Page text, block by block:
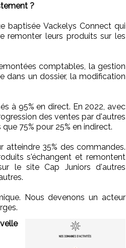
?
baptisée Vackelys Connect qui
remonter leurs produits sur les
comptables, la gestion
dans un dossier, la modification
à 95% en direct. En 2022, avec
des ventes par d'autres
75% pour 25% en indirect.
atteindre 35% des commandes.
s'échangent et remontent
le site Cap Juniors d'autres
Nous devenons un acteur